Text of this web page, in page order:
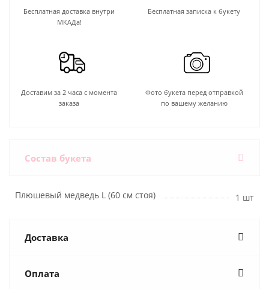
Бесплатная доставка внутри
МКАДа!
Бесплатная записка к букету
Доставим за 2 часа с момента
заказа
Фото букета перед отправкой
по вашему желанию
Состав букета
Плюшевый медведь L (60 см стоя) 1 шт
Доставка
Оплата